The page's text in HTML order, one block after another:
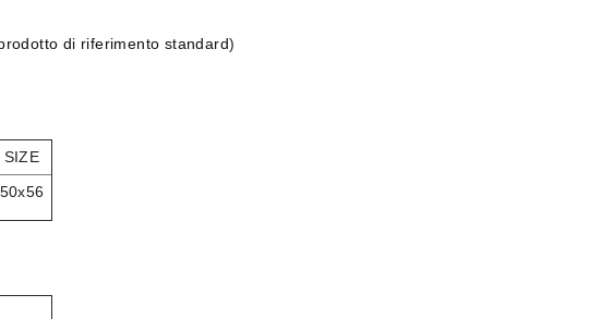
di riferimento standard)
SIZE
50x56